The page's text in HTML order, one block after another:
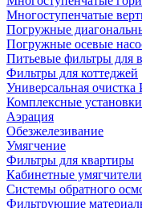
Многоступенчатые
Погружные
Погружные осевые
Питьевые фильтры для
Фильтры для коттеджей
Универсальная очистка
Комплексные установки
Аэрация
Обезжелезивание
Умягчение
Фильтры для квартиры
Кабинетные умягчители
Системы обратного
Фильтрующие